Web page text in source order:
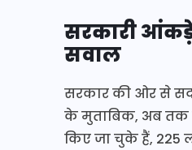
सरकारी
सवाल
सरकार की ओर से
के मुताबिक, अब तक
किए जा चुके हैं, 225